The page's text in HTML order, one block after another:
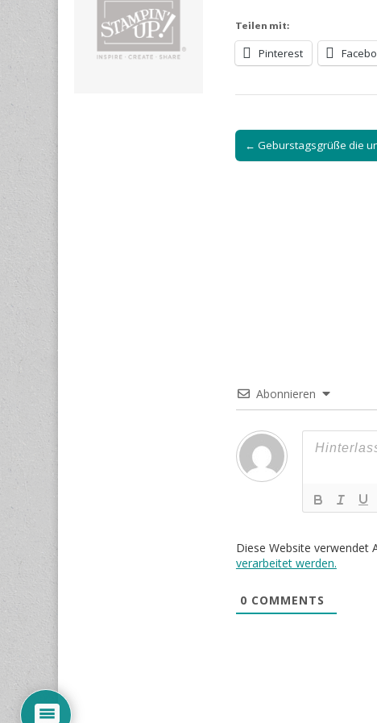
Teilen mit:
Pinterest
Post
navigation
← Geburstagsgrüße die
Abonnieren
Diese Website verwendet
verarbeitet werden.
0 COMMENTS